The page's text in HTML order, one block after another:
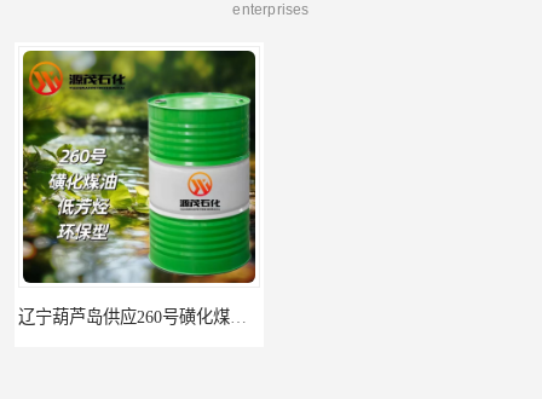
enterprises